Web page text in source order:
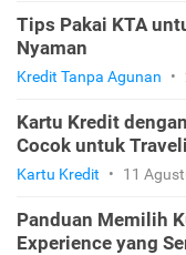
Tips Pakai KTA
Nyaman
Kredit Tanpa Agunan •
Kartu Kredit
Cocok untuk
Kartu Kredit • 11
Panduan Memilih
Experience yang